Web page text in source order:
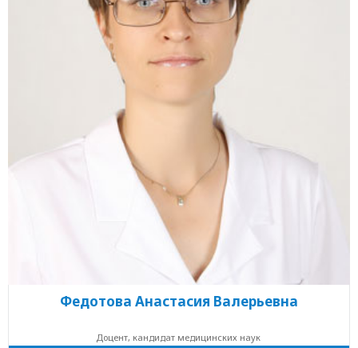
Федотова Анастасия Валерьевна
Доцент, кандидат медицинских наук